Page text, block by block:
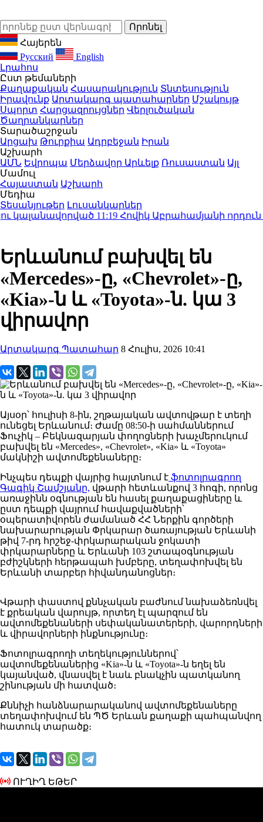
Հայերեն
Русский
English
Լրահոս
Ըստ թեմաների
Քաղաքական Հասարակություն Տնտեսություն
Իրավունք Արտակարգ պատահարներ Մշակույթ
Սպորտ Հարցազրույցներ Վերլուծական
Ծաղրանկարներ
Տարածաշրջան
Արցախ Թուրքիա Ադրբեջան Իրան
Աշխարհ
ԱՄՆ Եվրոպա Մերձավոր Արևելք Ռուսաստան Այլ
Մամուլ
Հայաստան Աշխարհ
Մեդիա
Տեսանյութեր Լուսանկարներ
11:19Հովիկ Աբրահամյանի որդուն
Երևանում բախվել են
«Mercedes»-ը, «Chevrolet»-ը,
«Kia»-ն և «Toyota»-ն. կա 3
վիրավոր
Արտակարգ Պատահար 8 Հուլիս, 2026 10:41
Այսօր՝ հուլիսի 8-ին, շղթայական ավտովթար է տեղի
ունեցել Երևանում։ Ժամը 08:50-ի սահմաններում
Ֆուչիկ – Բեկնազարյան փողոցների խաչմերուկում
բախվել են «Mercedes», «Chevrolet», «Kia» և «Toyota»
մակնիշի ավտոմեքենաները։
Ինչպես դեպքի վայրից հայտնում է ֆոտոլրագրող
Գագիկ Շամշյանը, վթարի հետևանքով 3 հոգի, որոնց
առաջինն օգնության են հասել քաղաքացիները և
ըստ դեպքի վայրում հավաքվածների՝
օպերատիվորեն ժամանած ՀՀ Ներքին գործերի
նախարարության Փրկարար ծառայության Երևանի
թիվ 7-րդ հրշեջ-փրկարարական ջոկատի
փրկարարները և Երևանի 103 շտապօգնության
բժիշկների հերթապահ խմբերը, տեղափոխվել են
Երևանի տարբեր հիվանդանոցներ։
Վթարի փաստով քննչական բաժնում նախաձեռնվել
է քրեական վարույթ, որտեղ էլ պարզում են
ավտոմեքենաների սեփականատերերի, վարորդների
և վիրավորների ինքնությունը։
Ֆոտոլրագրողի տեղեկություններով՝
ավտոմեքենաներից «Kia»-ն և «Toyota»-ն եղել են
կայանված, վնասվել է նաև բնակչին պատկանող
շինության մի հատված։
Քննիչի հանձնարարականով ավտոմեքենաները
տեղափոխվում են ՊԾ Երևան քաղաքի պահպանվող
հատուկ տարածք։
ՈՒՂԻՂ ԵԹԵՐ